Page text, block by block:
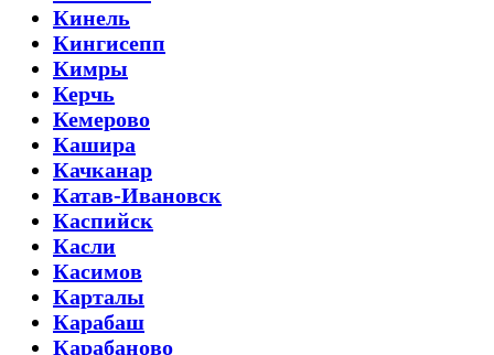
Кинель
Кингисепп
Кимры
Керчь
Кемерово
Кашира
Качканар
Катав-Ивановск
Каспийск
Касли
Касимов
Карталы
Карабаш
Карабаново